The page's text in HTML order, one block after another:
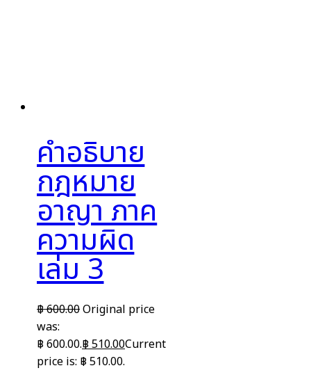
คำอธิบาย
กฎหมาย
อาญา ภาค
ความผิด
เล่ม 3
฿600.00Original price
was:
฿ 600.00.฿510.00Current
price is: ฿ 510.00.